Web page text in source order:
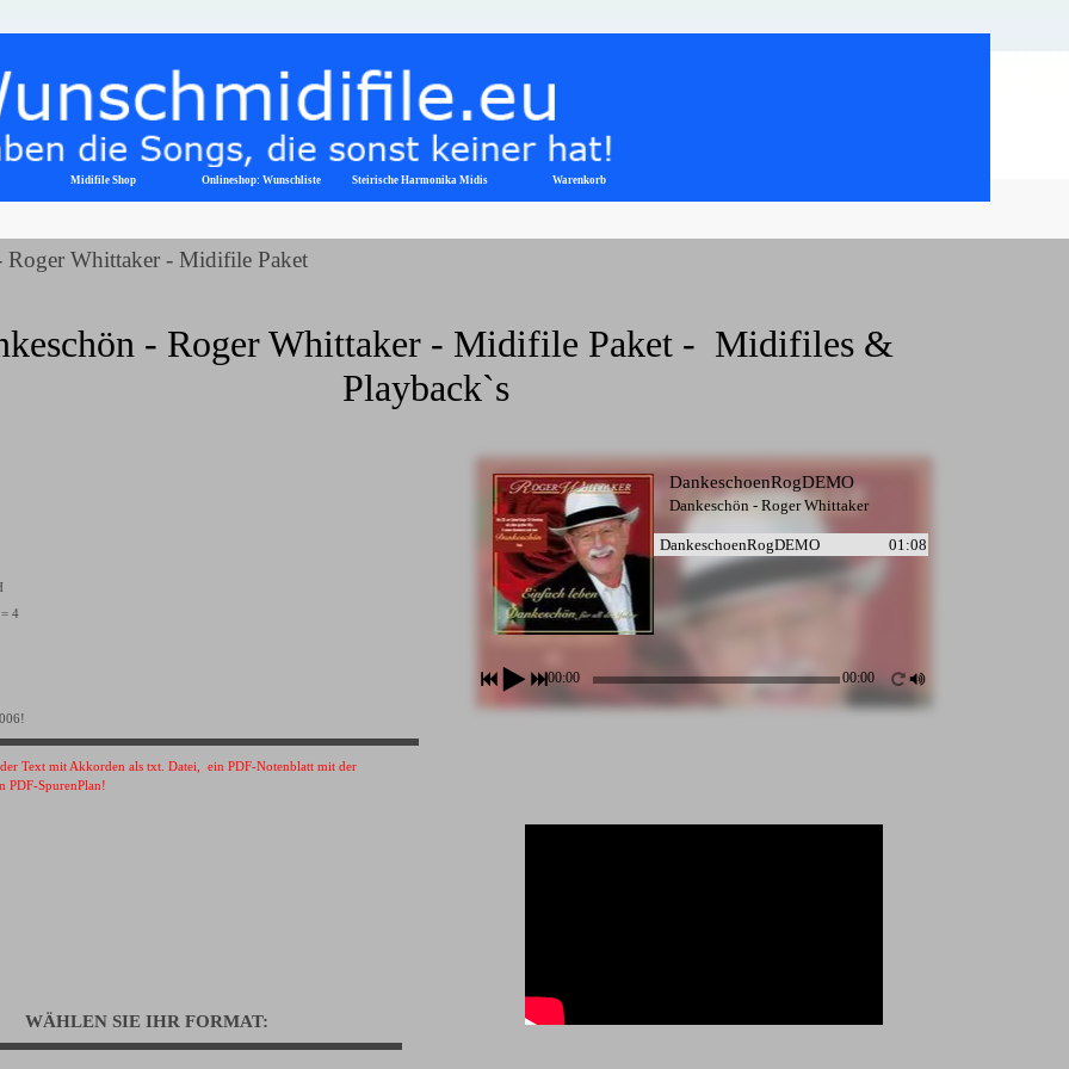
Menü überspringen
Midifile Shop ▼
Onlineshop: Wunschliste Steirische Harmonika Midis ▼
Warenkorb
Roger Whittaker - Midifile Paket
- Roger Whittaker - Midifile Paket -  Midifiles &
Playback`s
DankeschoenRogDEMO
Dankeschön - Roger Whittaker
DankeschoenRogDEMO 01:08
00:00 00:00
4
Text mit Akkorden als txt. Datei, ein PDF-Notenblatt mit der
PDF-SpurenPlan!
WÄHLEN SIE IHR FORMAT: